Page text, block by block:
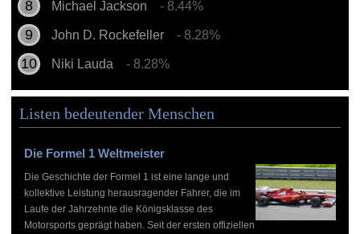
Michael Jackson - 8.44%
John D. Rockefeller - 8.28%
Niki Lauda - 8.28%
Listen bedeutender Menschen
Die Formel 1 Weltmeister
Die Geschichte der Formel 1 ist eine lange und
kollektive Leistung herausragender Fahrer, die im
Laufe der Jahrzehnte die Königsklasse des
Motorsports geprägt haben. Seit der ersten offiziellen